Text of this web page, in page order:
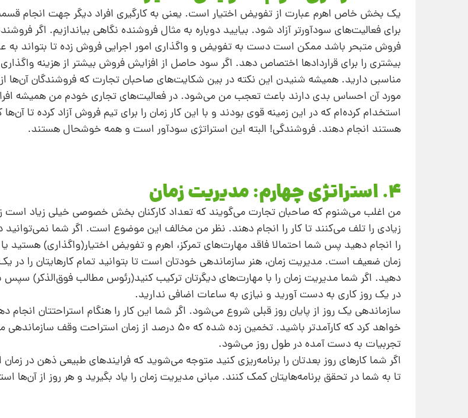
یک بخش خاص اهرم عبارت از تفویض اختیار است. یعنی به کارگیری افراد دیگر جهت انجام
برای فعالیت‌های سودآورتر آزاد شود. بیایید دوباره به مثال فروشنده نگاهی بیاندازیم. اگر
فروش متبحر باشد ممکن است دست به تفویض و واگذاری ‌امور اجرایی فروش زده تا بتواند به
بیشتری را برای قراردادها اختصاص دهد. اگر سود حاصل از افزایش فروش بیشتر از هزینه
مناسبی دارید. همیشه شنیدن این نکته در بین شکایت‌های صاحبان تجارت که فروشندگان آن‌ها از
مورد آن احساس بدی دارند باعث تعجب من می‌شود. در فعالیت‌های تجاری خودم من همیشه افراد
استخدام کرده‌ام که در این زمینه قوی بودند و با این کار زمان را برای تیم فروش آزاد کرده تا آن‌ها
هستند انجام دهند. فروشندگی! البته این استراتژی سودآور است و همه خوشحال هستند.
۴. استراتژی چهارم: مدیریت زمان
من اغلب می‌شنوم که صاحبان تجارت می‌گویند که تعداد کارکنان بخش ‌خصوصی خیلی زیاد است
زیادی را تلف می‌کنند تا کار را انجام دهند. نظر من مخالف این موضوع است. اگر شما نمی‌توانید
را انجام دهید پس شما احتمالا فاقد مهارت‌های تمرکز، اهرم و تفویض اختیار(واگذاری) هستید
زمان ضعیف است. مدیریت زمان، هنر سازماندهی خودتان است تا بتوانید تمام کارهایتان را در یک
دهید. اگر شما مدیریت زمان را با مهارت‌های دیگرتان ترکیب کنید(رئوس مطالب فوق‌الذکر) سپس
در یک روز کاری به دست آورید و نیازی به ساعات اضافی ندارید.
سازماندهی یک روز از پایان روز قبلی شروع می‌شود. اگر شما این‌ کار را هنگام استراحتتان
خواهد کرد که کارآمدتر باشید. تخمین زده شده که ۵۰ درصد از زمان
تجربیات به دست آمده در طول روز می‌شود.
اگر شما کارهای روز بعدتان را برنامه‌ریزی کنید متوجه می‌شوید که فرایند‌های طبیعی ذهن در
تا به شما در تحقق برنامه‌هایتان کمک کنند. مبانی مدیریت زمان را یاد بگیرید و هر روز از آن‌ها